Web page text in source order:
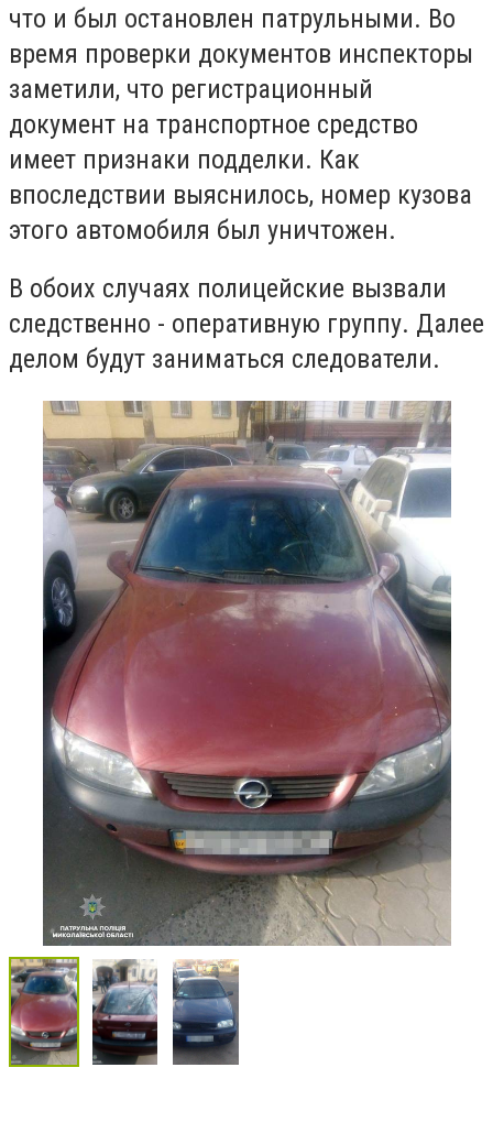
что и был остановлен патрульными. Во
время проверки документов инспекторы
заметили, что регистрационный
документ на транспортное средство
имеет признаки подделки. Как
впоследствии выяснилось, номер кузова
этого автомобиля был уничтожен.
В обоих случаях полицейские вызвали
следственно - оперативную группу. Далее
делом будут заниматься следователи.